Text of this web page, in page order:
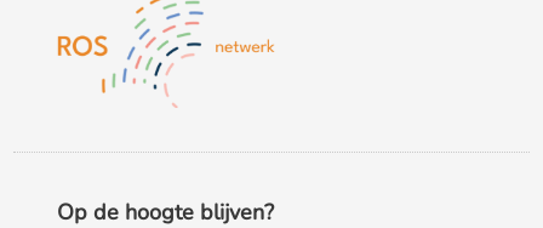
Op de hoogte blijven?